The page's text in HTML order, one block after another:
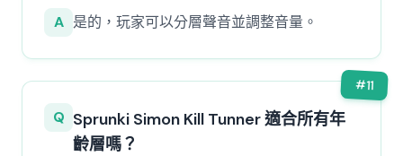
A 是的，玩家可以分層聲音並調整音量。
#11
Q Sprunki Simon Kill Tunner 適合所有年
齡層嗎？